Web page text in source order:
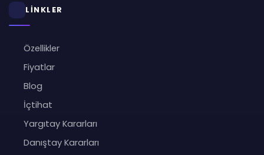
LİNKLER
Özellikler
Fiyatlar
Blog
İçtihat
Yargıtay Kararları
Danıştay Kararları